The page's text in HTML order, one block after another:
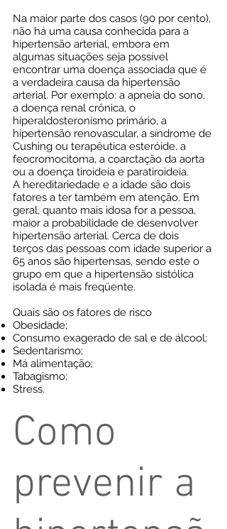
Na maior parte dos casos (90 por cento),
não há uma causa conhecida para a
hipertensão arterial, embora em
algumas situações seja possível
encontrar uma doença associada que é
a verdadeira causa da hipertensão
arterial. Por exemplo: a apneia do sono,
a doença renal crônica, o
hiperaldosteronismo primário, a
hipertensão renovascular, a síndrome de
Cushing ou terapêutica esteróide, a
feocromocitoma, a coarctação da aorta
ou a doença tiroideia e paratiroideia.
A hereditariedade e a idade são dois
fatores a ter também em atenção. Em
geral, quanto mais idosa for a pessoa,
maior a probabilidade de desenvolver
hipertensão arterial. Cerca de dois
terços das pessoas com idade superior a
65 anos são hipertensas, sendo este o
grupo em que a hipertensão sistólica
isolada é mais freqüente.
Quais são os fatores de risco
Obesidade;
Consumo exagerado de sal e de álcool;
Sedentarismo;
Má alimentação;
Tabagismo;
Stress.
Como
prevenir a